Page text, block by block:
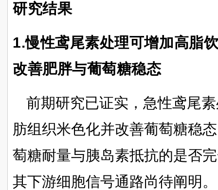
研究结果
1.慢性鸢尾素处理可增加高脂
改善肥胖与葡萄糖稳态
前期研究已证实，急性鸢尾
肪组织米色化并改善葡萄糖稳
萄糖耐量与胰岛素抵抗的是否
其下游细胞信号通路尚待阐明